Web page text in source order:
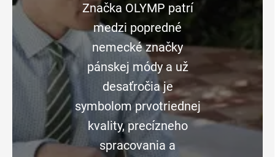
Značka OLYMP patrí
medzi popredné
nemecké značky
pánskej módy a už
desaťročia je
symbolom prvotriednej
kvality, precízneho
spracovania a